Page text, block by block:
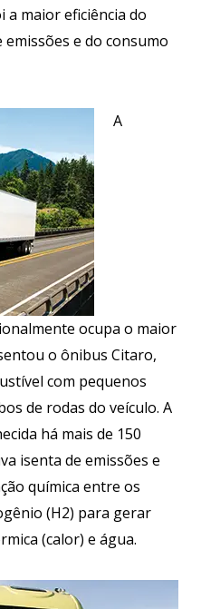
maior eficiência do
e do consumo
A
ocupa o maior
o ônibus Citaro,
com pequenos
de rodas do veículo. A
há mais de 150
isenta de emissões e
química entre os
(H2) para gerar
(calor) e água.